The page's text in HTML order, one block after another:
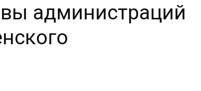
администраций